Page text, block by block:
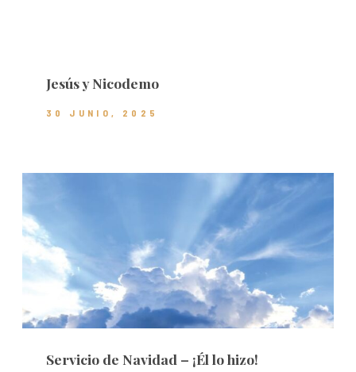
Jesús y Nicodemo
30 JUNIO, 2025
Servicio de Navidad – ¡Él lo hizo!